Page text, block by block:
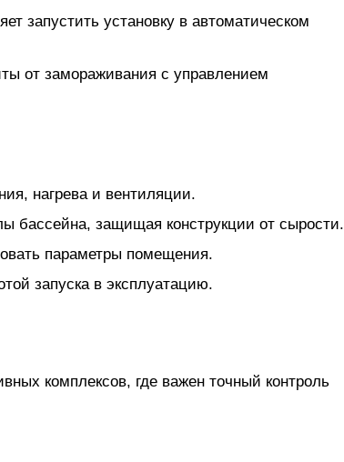
запустить установку в автоматическом
от замораживания с управлением
нагрева и вентиляции.
бассейна, защищая конструкции от сырости.
параметры помещения.
запуска в эксплуатацию.
комплексов, где важен точный контроль